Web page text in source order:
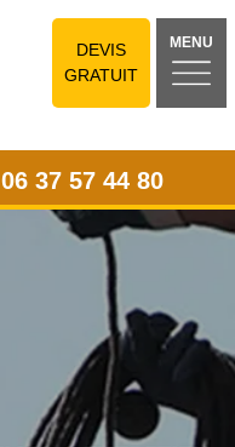
DEVIS
GRATUIT
MENU
06 37 57 44 80